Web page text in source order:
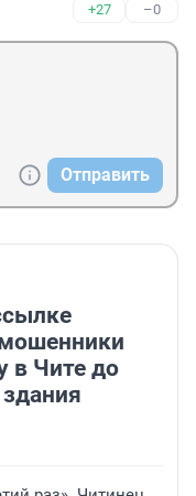
+27 –0
Отправить
в Чите до